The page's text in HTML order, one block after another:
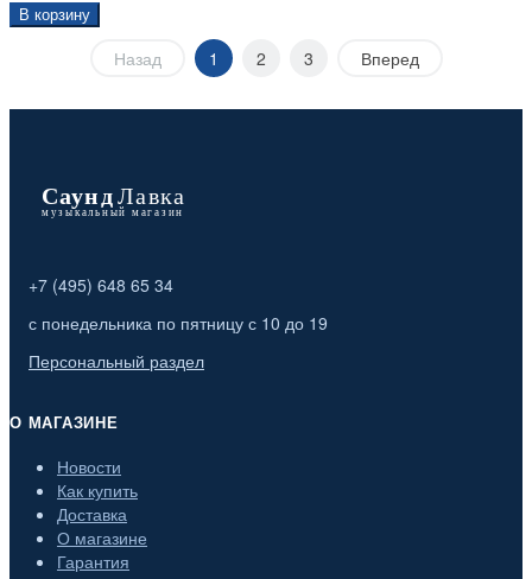
В корзину
Назад 1 2 3 Вперед
+7 (495) 648 65 34
с понедельника по пятницу с 10 до 19
Персональный раздел
О МАГАЗИНЕ
Новости
Как купить
Доставка
О магазине
Гарантия